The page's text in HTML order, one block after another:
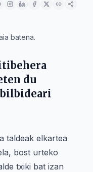
batena.
du
taldeak elkartea
bost urteko
txiki bat izan